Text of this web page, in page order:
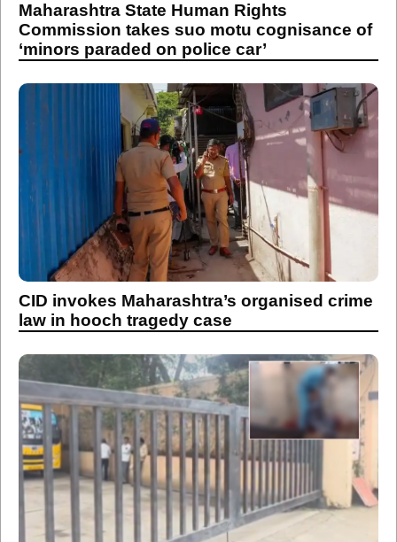
Maharashtra State Human Rights
Commission takes suo motu cognisance of
‘minors paraded on police car’
CID invokes Maharashtra’s organised crime
law in hooch tragedy case